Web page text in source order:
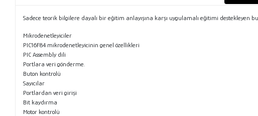
Sadece teorik bilgilere dayalı bir eğitim anlayışına karşı uygulamalı eğitimi destekleyen
Mikrodenetleyiciler
PIC16F84 mikrodenetleyicinin genel özellikleri
PIC Assembly dili
Portlara veri gönderme.
Buton kontrolü
Sayıcılar
Portlardan veri girişi
Bit kaydırma
Motor kontrolü